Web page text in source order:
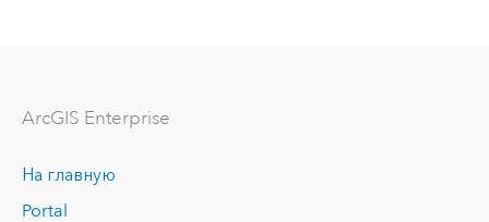
ArcGIS Enterprise
На главную
Portal